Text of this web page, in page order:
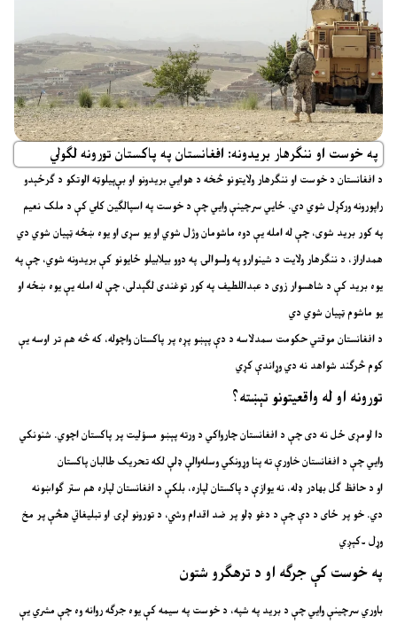
په خوست او ننګرهار بریدونه: افغانستان په پاکستان تورونه لګولي
د افغانستان د خوست او ننګرهار ولایتونو څخه د هوايي بریدونو او بې‌پیلوټه الوتکو د ګرځېدو
راپورونه ورکړل شوي دي. ځایي سرچینې وايي چې د خوست په اسپالگین کلي کې د ملک نعیم
په کور برید شوی، چې له امله یې دوه ماشومان وژل شوي او یو سړی او یوه ښځه ټپیان شوي دي
همداراز، د ننګرهار ولایت د شینوارو په ولسوالۍ په دوو بیلابیلو ځایونو کې بریدونه شوي، چې په
یوه برید کې د شاهسوار زوی د عبداللطیف په کور توغندی لګېدلی، چې له امله یې یوه ښځه او
یو ماشوم ټپیان شوي دي
د افغانستان موقتي حکومت سمدلاسه د دې پېښو پړه پر پاکستان واچوله، که څه هم تر اوسه یې
کوم څرګند شواهد نه دي وړاندې کړي
تورونه او له واقعیتونو تېښته؟
دا لومړی ځل نه دی چې د افغانستان چارواکي د ورته پېښو مسؤلیت پر پاکستان اچوي. شنونکي
وايي چې د افغانستان خاورې ته پنا وړونکي وسله‌والې ډلې لکه تحریک طالبان پاکستان
او د حافظ ګل بهادر ډله، نه یوازې د پاکستان لپاره، بلکې د افغانستان لپاره هم ستر ګواښونه
دي. خو پر ځای د دې چې د دغو ډلو پر ضد اقدام وشي، د تورونو لړۍ او تبلیغاتي هڅې پر مخ
وړل ۔کېږي
په خوست کې جرګه او د ترهګرو شتون
باوري سرچینې وايي چې د برید په شپه، د خوست په سیمه کې یوه جرګه روانه وه چې مشري یې